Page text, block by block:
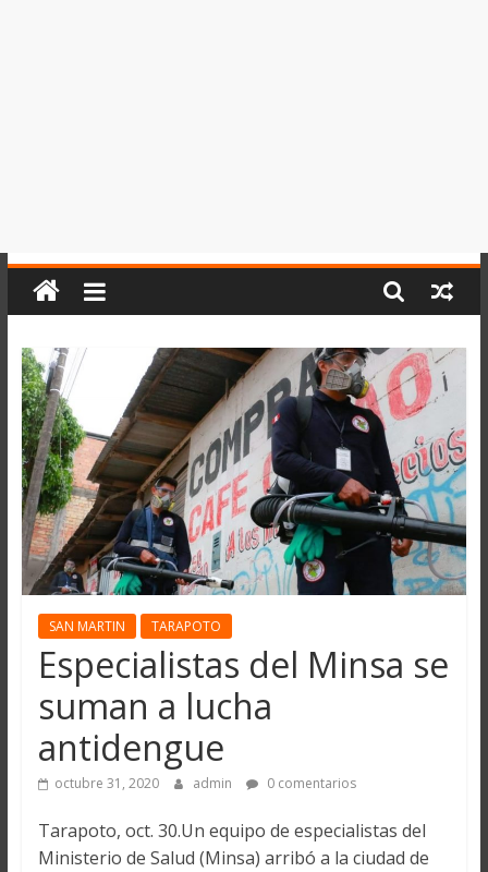
SAN MARTIN TARAPOTO
Especialistas del Minsa se
suman a lucha
antidengue
octubre 31, 2020 admin 0 comentarios
Tarapoto, oct. 30.Un equipo de especialistas del
Ministerio de Salud (Minsa) arribó a la ciudad de